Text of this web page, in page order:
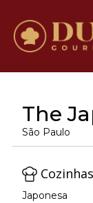
The
São Paulo
Cozinhas
Japonesa